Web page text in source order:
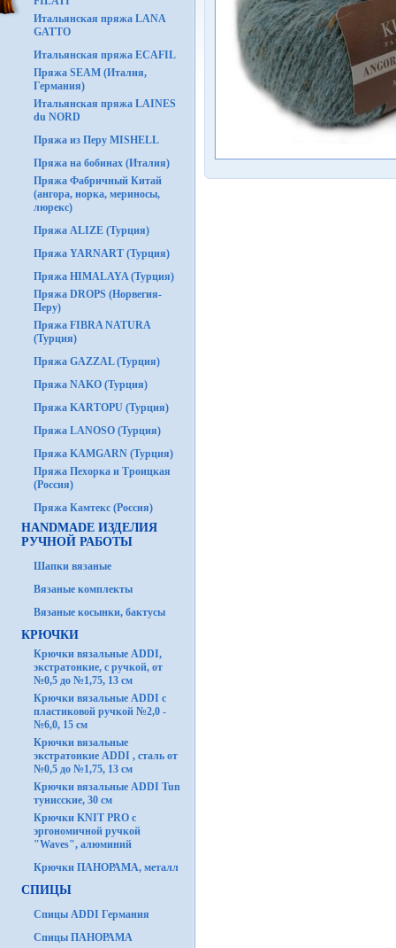
Итальянская пряжа LANA
GATTO
Итальянская пряжа ECAFIL
Пряжа SEAM (Италия,
Германия)
Итальянская пряжа LAINES
du NORD
Пряжа из Перу MISHELL
Пряжа на бобинах (Италия)
Пряжа Фабричный Китай
(ангора, норка, мериносы,
люрекс)
Пряжа ALIZE (Турция)
Пряжа YARNART (Турция)
Пряжа HIMALAYA (Турция)
Пряжа DROPS (Норвегия-
Перу)
Пряжа FIBRA NATURA
(Турция)
Пряжа GAZZAL (Турция)
Пряжа NAKO (Турция)
Пряжа KARTOPU (Турция)
Пряжа LANOSO (Турция)
Пряжа KAMGARN (Турция)
Пряжа Пехорка и Троицкая
(Россия)
Пряжа Камтекс (Россия)
HANDMADE ИЗДЕЛИЯ
РУЧНОЙ РАБОТЫ
Шапки вязаные
Вязаные комплекты
Вязаные косынки, бактусы
КРЮЧКИ
Крючки вязальные ADDI,
экстратонкие, с ручкой, от
№0,5 до №1,75, 13 см
Крючки вязальные ADDI с
пластиковой ручкой №2,0 -
№6,0, 15 см
Крючки вязальные
экстратонкие ADDI , сталь от
№0,5 до №1,75, 13 см
Крючки вязальные ADDI Tun
тунисские, 30 см
Крючки KNIT PRO с
эргономичной ручкой
"Waves", алюминий
Крючки ПАНОРАМА, металл
СПИЦЫ
Спицы ADDI Германия
Спицы ПАНОРАМА